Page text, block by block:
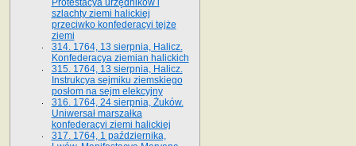
Protestacya urzędników i
szlachty ziemi halickiej
przeciwko konfederacyi tejże
ziemi
314. 1764, 13 sierpnia, Halicz.
Konfederacya ziemian halickich
315. 1764, 13 sierpnia, Halicz.
Instrukcya sejmiku ziemskiego
posłom na sejm elekcyjny
316. 1764, 24 sierpnia, Żuków.
Uniwersał marszałka
konfederacyi ziemi halickiej
317. 1764, 1 października,